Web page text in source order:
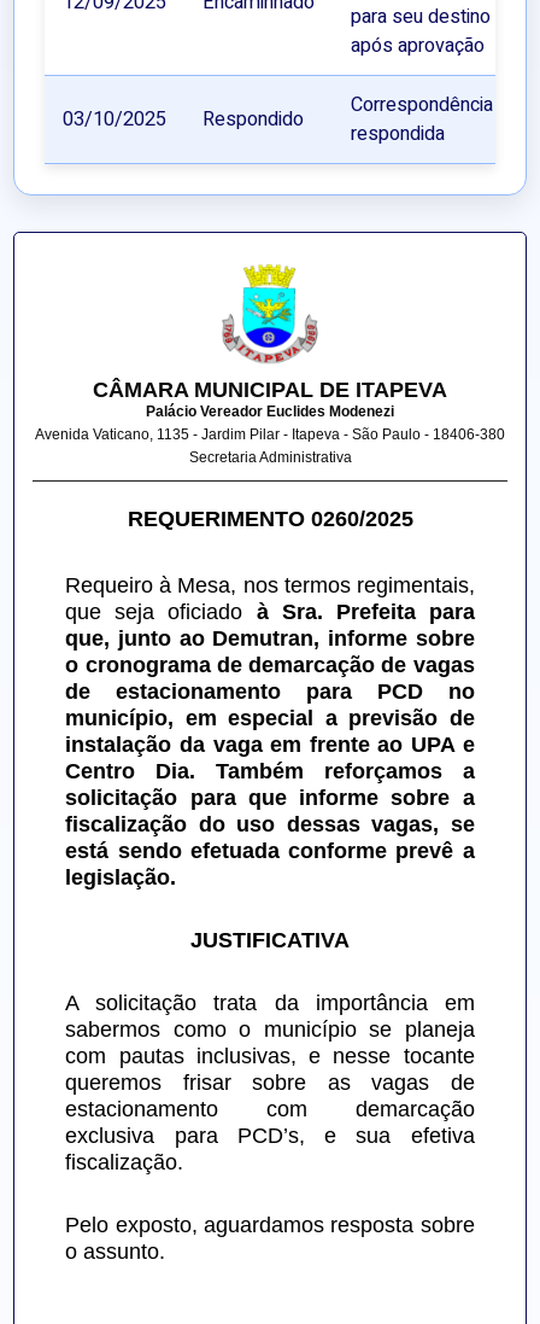
para seu destino
após aprovação
03/10/2025 Respondido
Correspondência
respondida
CÂMARA MUNICIPAL DE ITAPEVA
Palácio Vereador Euclides Modenezi
Avenida Vaticano, 1135 - Jardim Pilar - Itapeva - São Paulo - 18406-380
Secretaria Administrativa
REQUERIMENTO 0260/2025
Requeiro à Mesa, nos termos regimentais,
que seja oficiado à Sra. Prefeita para
que, junto ao Demutran, informe sobre
o cronograma de demarcação de vagas
de estacionamento para PCD no
município, em especial a previsão de
instalação da vaga em frente ao UPA e
Centro Dia. Também reforçamos a
solicitação para que informe sobre a
fiscalização do uso dessas vagas, se
está sendo efetuada conforme prevê a
legislação.
JUSTIFICATIVA
A solicitação trata da importância em
sabermos como o município se planeja
com pautas inclusivas, e nesse tocante
queremos frisar sobre as vagas de
estacionamento com demarcação
exclusiva para PCD’s, e sua efetiva
fiscalização.
Pelo exposto, aguardamos resposta sobre
o assunto.